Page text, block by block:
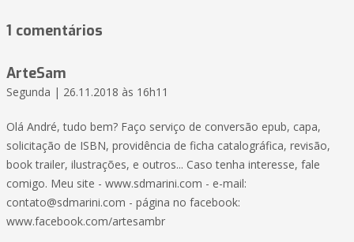
1 comentários
ArteSam
Segunda | 26.11.2018 às 16h11
Olá André, tudo bem? Faço serviço de conversão epub, capa,
solicitação de ISBN, providência de ficha catalográfica, revisão,
book trailer, ilustrações, e outros... Caso tenha interesse, fale
comigo. Meu site - www.sdmarini.com - e-mail:
contato@sdmarini.com - página no facebook:
www.facebook.com/artesambr